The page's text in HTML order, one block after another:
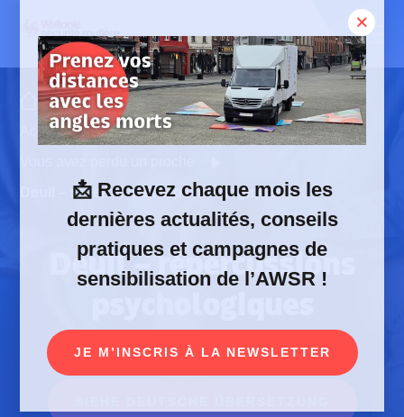
content
Offres et services
Accompagnement des victimes de la route – AVR
Deuil – répercussions psychologiques
Deuil – répercussions
📩 Recevez chaque mois les
dernières actualités, conseils
pratiques et campagnes de
sensibilisation de l’AWSR !
JE M’INSCRIS À LA NEWSLETTER